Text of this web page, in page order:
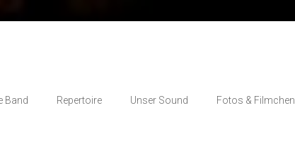
Band Repertoire Unser Sound Fotos & Filmchen